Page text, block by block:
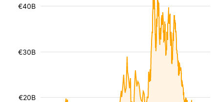
€20B
€30B
€40B